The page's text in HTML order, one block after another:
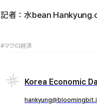
記者：水bean
#マクロ経済
Korea Economic